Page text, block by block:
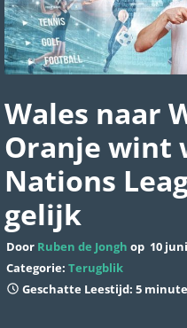
Wales naar
Oranje wint
Nations
gelijk
Door Ruben de Jongh op 10
Categorie: Terugblik
Geschatte Leestijd: 5